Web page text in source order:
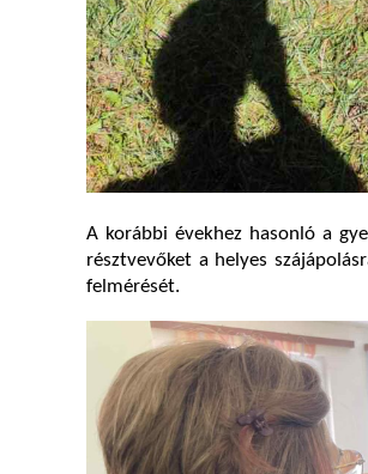
A korábbi évekhez hasonló a
résztvevőket a helyes
felmérését.